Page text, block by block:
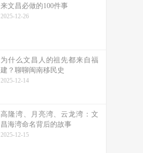
来文昌必做的100件事
2025-12-26
为什么文昌人的祖先都来自福
建？聊聊闽南移民史
2025-12-14
高隆湾、月亮湾、云龙湾：文
昌海湾命名背后的故事
2025-12-15